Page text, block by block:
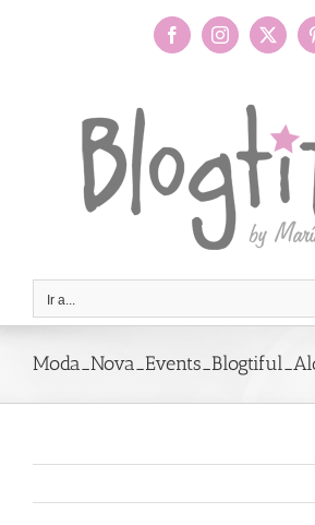
FacebookInstagram
X
Ir a...